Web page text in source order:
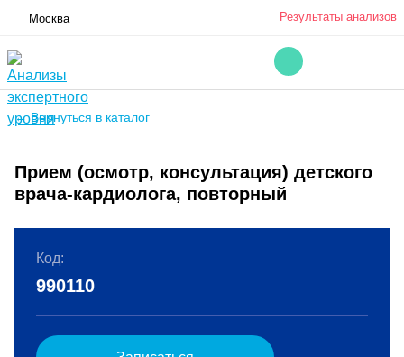
Москва Результаты анализов
← Вернуться в каталог
Прием (осмотр, консультация) детского
врача-кардиолога, повторный
Код:
990110